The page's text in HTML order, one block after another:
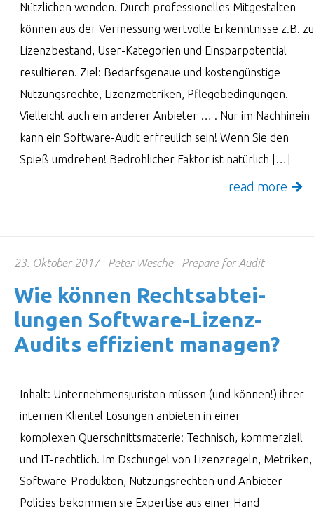
Nützlichen wenden. Durch professionelles Mitgestalten
können aus der Vermessung wertvolle Erkenntnisse z.B. zu
Lizenzbestand, User-Kategorien und Einsparpotential
resultieren. Ziel: Bedarfsgenaue und kostengünstige
Nutzungsrechte, Lizenzmetriken, Pflegebedingungen.
Vielleicht auch ein anderer Anbieter … . Nur im Nachhinein
kann ein Software-Audit erfreulich sein! Wenn Sie den
Spieß umdrehen! Bedrohlicher Faktor ist natürlich […]
read more
23. Oktober 2017 Peter Wesche Prepare for Audit
Wie können Rechts­ab­tei­
lungen Soft­ware-Lizenz-
Audits effi­zient managen?
Inhalt: Unternehmensjuristen müssen (und können!) ihrer
internen Klientel Lösungen anbieten in einer
komplexen Querschnittsmaterie: Technisch, kommerziell
und IT-rechtlich. Im Dschungel von Lizenzregeln, Metriken,
Software-Produkten, Nutzungsrechten und Anbieter-
Policies bekommen sie Expertise aus einer Hand